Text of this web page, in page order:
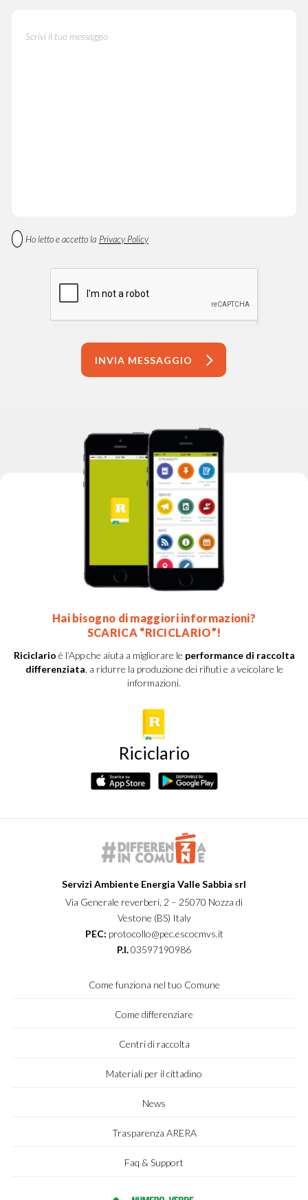
Ho letto e accetto la Privacy Policy
INVIA MESSAGGIO
Hai bisogno di maggiori informazioni?
SCARICA “RICICLARIO”!
Riciclario è l’App che aiuta a migliorare le performance di raccolta
differenziata, a ridurre la produzione dei rifiuti e a veicolare le
informazioni.
Riciclario
Servizi Ambiente Energia Valle Sabbia srl
Via Generale reverberi, 2 – 25070 Nozza di
Vestone (BS) Italy
PEC: protocollo@pec.escocmvs.it
P.I.03597190986
Come funziona nel tuo Comune
Come differenziare
Centri di raccolta
Materiali per il cittadino
News
Trasparenza ARERA
Faq & Support